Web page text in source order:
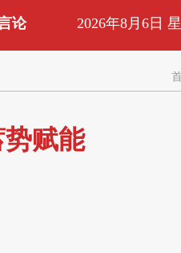
论 2026年8月6日
赋能